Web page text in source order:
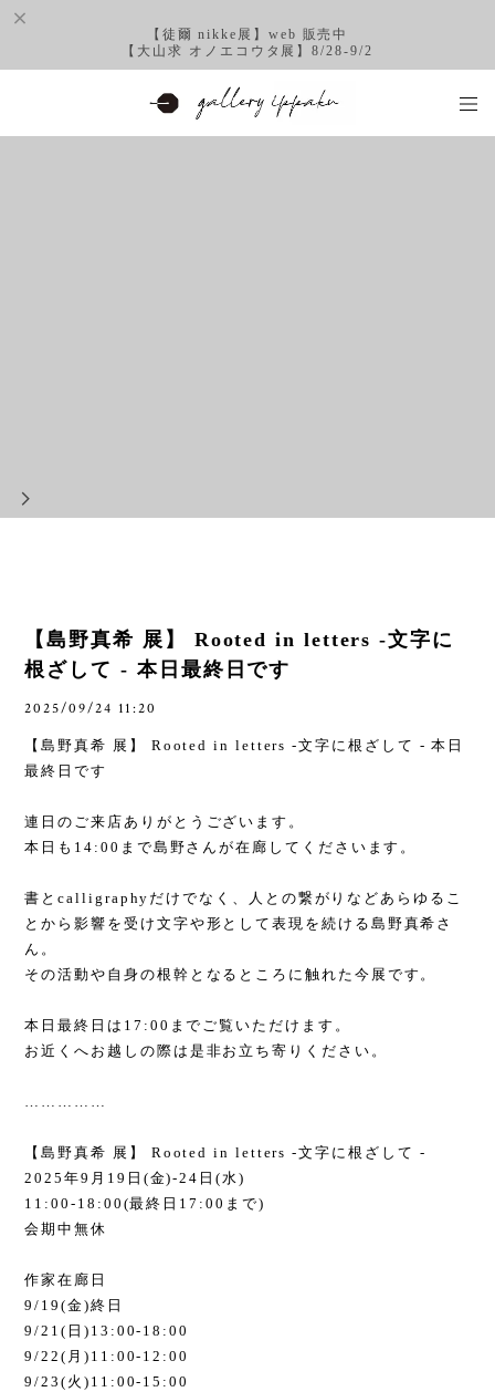
【徒爾 nikke展】web 販売中
【大山求 オノエコウタ展】8/28-9/2
【島野真希 展】 Rooted in letters -文字に
根ざして - 本日最終日です
2025/09/24 11:20
【島野真希 展】 Rooted in letters -文字に根ざして -本日
最終日です
連日のご来店ありがとうございます。
本日も 14:00 まで島野さんが在廊してくださいます。
書とcalligraphy だけでなく、人との繋がりなどあらゆるこ
とから影響を受け文字や形として表現を続ける島野真希さ
ん。
その活動や自身の根幹となるところに触れた今展です。
本日最終日は 17:00 までご覧いただけます。
お近くへお越しの際は是非お立ち寄りください。
……………
【島野真希 展】 Rooted in letters -文字に根ざして -
2025年9 月 19 日 (金)-24 日(水)
11:00-18:00(最終日 17:00 まで)
会期中無休
作家在廊日
9/19(金)終日
9/21( 日 )13:00-18:00
9/22( 月 )11:00-12:00
9/23( 火 )11:00-15:00